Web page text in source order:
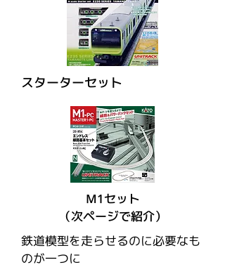
スターターセット
M1セット
​（次ページで紹介）
鉄道模型を走らせるのに必要なも
のが一つに